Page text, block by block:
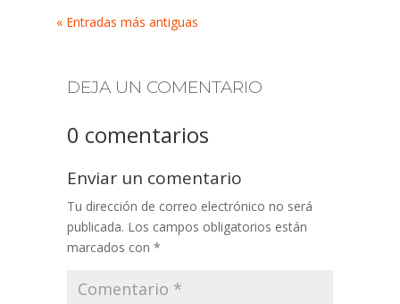
« Entradas más antiguas
DEJA UN COMENTARIO
0 comentarios
Enviar un comentario
Tu dirección de correo electrónico no será
publicada. Los campos obligatorios están
marcados con *